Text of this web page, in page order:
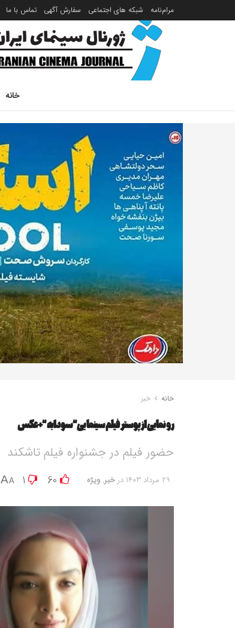
مرام‌نامه شبکه های اجتماعی سفارش آگهی تماس با ما
خانه
خانه خبر
رونمایی از پوستر فیلم سینمایی “سودابه”+عکس
حضور فیلم در جشنواره فیلم تاشکند
29 مرداد 1403 در خبر,ویژه 60
1
A
A